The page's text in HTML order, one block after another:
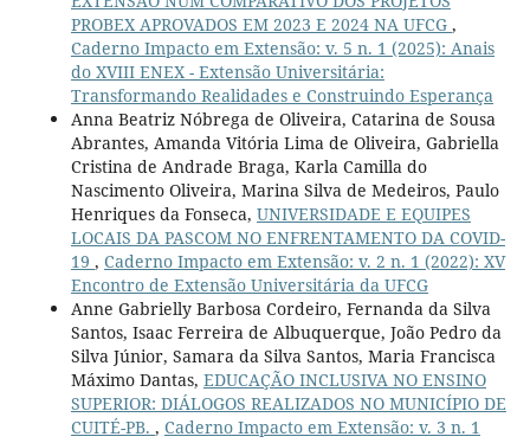
PROBEX APROVADOS EM 2023 E 2024 NA UFCG ,
Caderno Impacto em Extensão: v. 5 n. 1 (2025): Anais
do XVIII ENEX - Extensão Universitária:
Transformando Realidades e Construindo Esperança
Anna Beatriz Nóbrega de Oliveira, Catarina de Sousa
Abrantes, Amanda Vitória Lima de Oliveira, Gabriella
Cristina de Andrade Braga, Karla Camilla do
Nascimento Oliveira, Marina Silva de Medeiros, Paulo
Henriques da Fonseca, UNIVERSIDADE E EQUIPES
LOCAIS DA PASCOM NO ENFRENTAMENTO DA COVID-
19 , Caderno Impacto em Extensão: v. 2 n. 1 (2022): XV
Encontro de Extensão Universitária da UFCG
Anne Gabrielly Barbosa Cordeiro, Fernanda da Silva
Santos, Isaac Ferreira de Albuquerque, João Pedro da
Silva Júnior, Samara da Silva Santos, Maria Francisca
Máximo Dantas, EDUCAÇÃO INCLUSIVA NO ENSINO
SUPERIOR: DIÁLOGOS REALIZADOS NO MUNICÍPIO DE
CUITÉ-PB. , Caderno Impacto em Extensão: v. 3 n. 1